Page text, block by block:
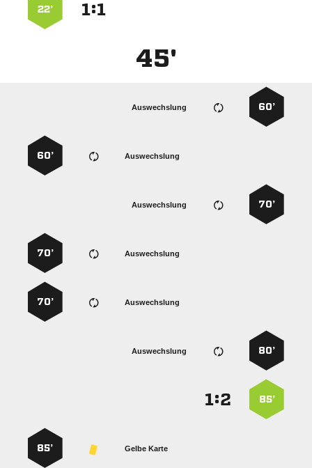
:
22’
45'
60’
Auswechslung
Auswechslung
60’
70’
Auswechslung
Auswechslung
70’
Auswechslung
70’
80’
Auswechslung
85’
:
Gelbe Karte
85’